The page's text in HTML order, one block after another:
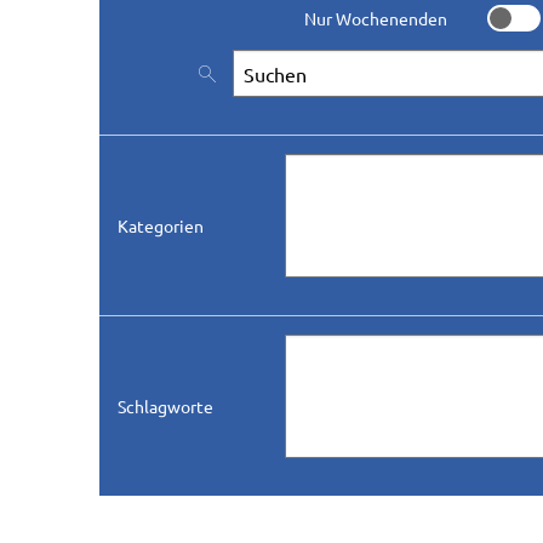
Nur Wochenenden
Nur
Nach Veranstaltungen suchen
Kategorien
Schlagworte